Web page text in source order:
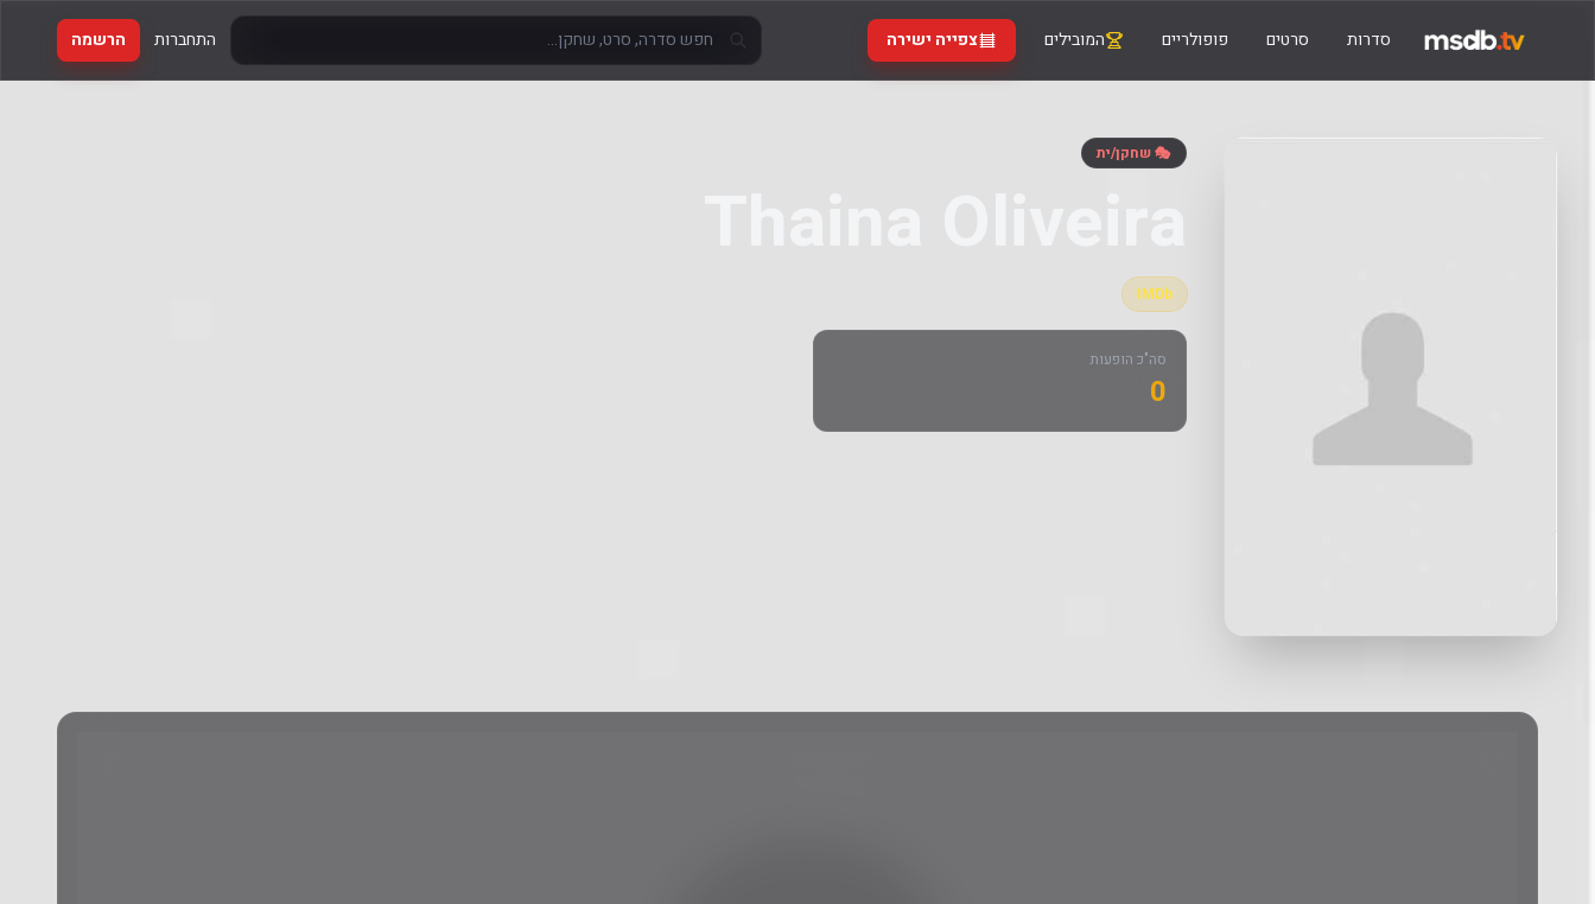
סדרות סרטים פופולריים המובילים צפייה ישירה התחברות הרשמה
🎭 שחקן/ית
IMDb
סה"כ הופעות
0